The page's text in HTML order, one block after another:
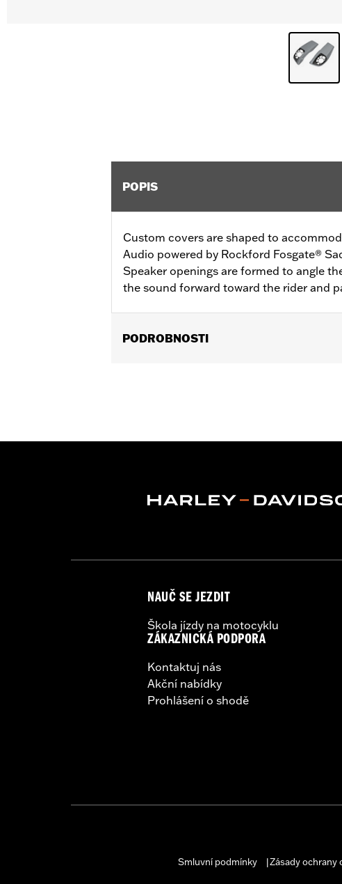
POPIS
Custom covers are shaped to
Audio powered by Rockford Fosgate®
Speaker openings are formed to angle
the sound forward toward the rider and
PODROBNOSTI
Sold In Units:Pair
NAUČ SE JEZDIT
Škola jízdy na motocyklu
ZÁKAZNICKÁ PODPORA
Kontaktuj nás
Akční nabídky
Prohlášení o shodě
Smluvní podmínky
Zásady ochrany